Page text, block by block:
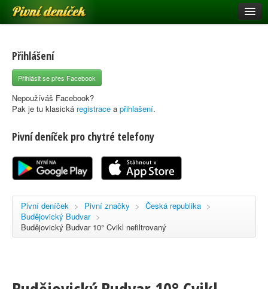
Pivní deníček
Pivní mapa
Pivní značky
Nápověda
Registrace
Přihlášení
Přihlásit se přes Facebook
Nepoužíváš Facebook?
Pak je tu klasická registrace a přihlašení.
Pivní deníček pro chytré telefony
Pivní deníček > Pivní značky > Česká republika >
Budějovický Budvar >
Budějovický Budvar 10° Cvikl nefiltrovaný